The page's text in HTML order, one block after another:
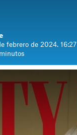
febrero de 2024. 16:27